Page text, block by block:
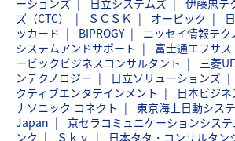
ーションズ
日立システムズ
伊藤忠テ
ズ（CTC）
ＳＣＳＫ オービック
ッカード
BIPROGY ニッセイ情報テク
システムアンドサポート
富士通エフサス
ービックビジネスコンサルタント
三菱
ンテクノロジー
日立ソリューションズ
クティブエンタテインメント
日本ビジ
ナソニック コネクト
東京海上日動シス
Japan
京セラコミュニケーションシステ
ンク
Ｓｋｙ 日本タタ・コンサルタン